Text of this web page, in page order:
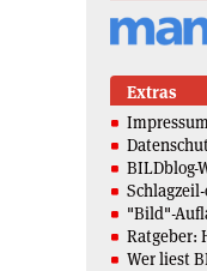
Extras
BILDblog-
"Bild"-
Ratgeber:
Wer liest